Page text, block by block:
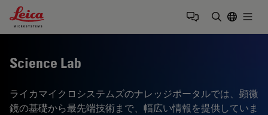
Leica Microsystems Logo
Science Lab
ライカマイクロシステムズのナレッジポータルでは、顕微
鏡の基礎から最先端技術まで、幅広い情報を提供していま